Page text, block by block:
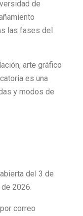
de
las fases del
arte gráfico
es una
y modos de
del 3 de
2026.
correo